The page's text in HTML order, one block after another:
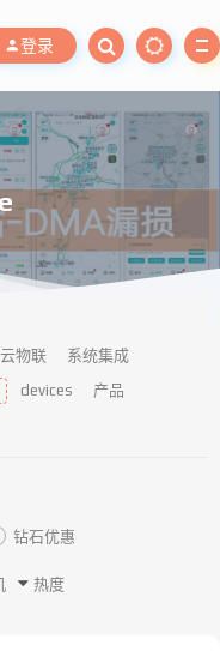
登录
物联
系统集成
devices
产品
钻石优惠
热度